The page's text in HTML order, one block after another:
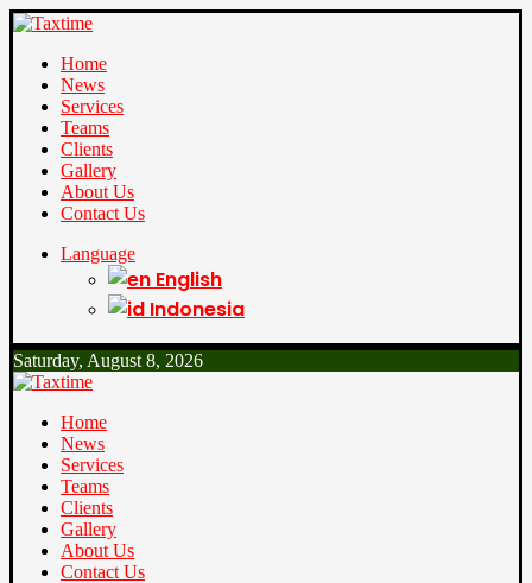
Home
News
Services
Teams
Clients
Gallery
About Us
Contact Us
Language
English
Indonesia
Saturday, August 8, 2026
Home
News
Services
Teams
Clients
Gallery
About Us
Contact Us